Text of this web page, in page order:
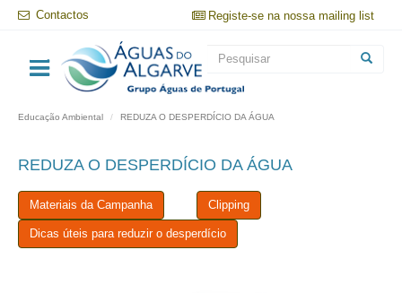
Passar
para
conteúdo
principal
Contactos Registe-se na nossa mailing list
Formulário
de
pesquisa
Pesquisar
Educação Ambiental REDUZA O DESPERDÍCIO DA ÁGUA
REDUZA O DESPERDÍCIO DA ÁGUA
Materiais da Campanha Clipping
Dicas úteis para reduzir o desperdício